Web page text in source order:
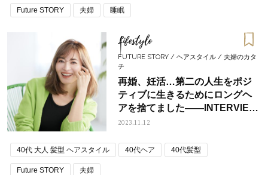
Future STORY 夫婦 睡眠
Lifestyle
FUTURE STORY / ヘアスタイル / 夫婦のカタ
チ
再婚、妊活…第二の人生をポジ
ティブに生きるためにロングヘ
アを捨てました――INTERVIEW
新山千春さん③
2023.11.12
40代 大人 髪型 ヘアスタイル 40代ヘア 40代髪型
Future STORY 夫婦